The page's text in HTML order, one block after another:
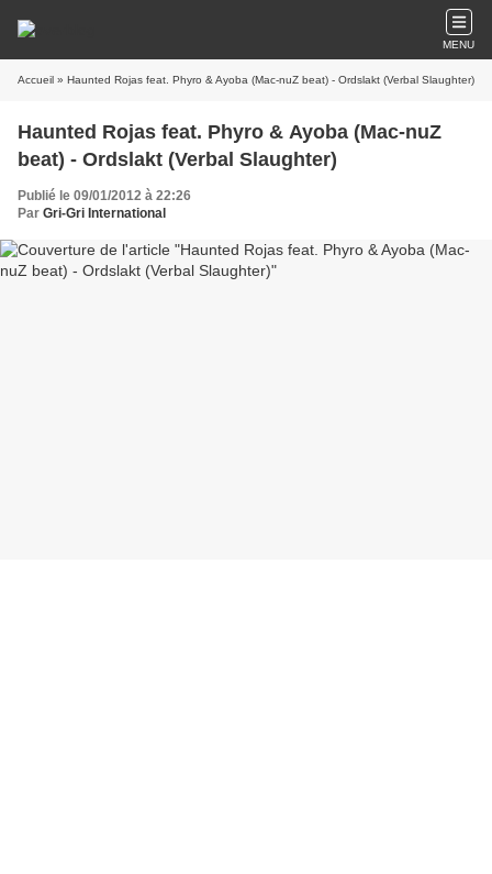
MENU
Accueil » Haunted Rojas feat. Phyro & Ayoba (Mac-nuZ beat) - Ordslakt (Verbal Slaughter)
Haunted Rojas feat. Phyro & Ayoba (Mac-nuZ
beat) - Ordslakt (Verbal Slaughter)
Publié le 09/01/2012 à 22:26
Par Gri-Gri International